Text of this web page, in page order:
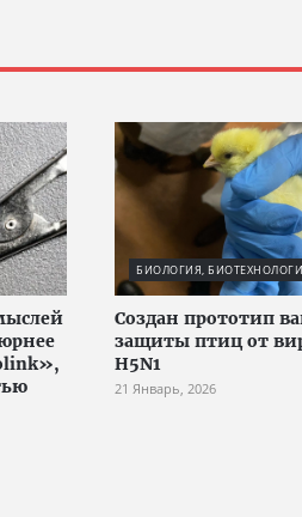
БИОЛОГИЯ,
Создан прототип
защиты птиц от
H5N1
21 Январь, 2026